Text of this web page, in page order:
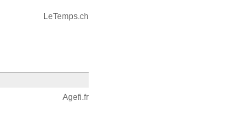
LeTemps.ch
Agefi.fr